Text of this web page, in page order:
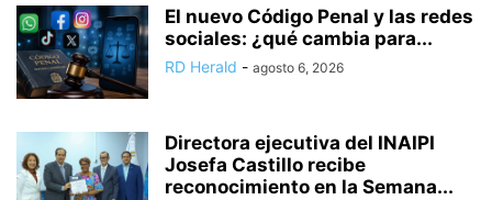
El nuevo Código Penal y las redes
sociales: ¿qué cambia para...
RD Herald - agosto 6, 2026
Directora ejecutiva del INAIPI
Josefa Castillo recibe
reconocimiento en la Semana...